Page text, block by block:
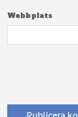
Webbplats